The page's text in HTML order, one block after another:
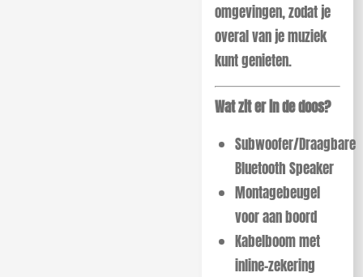
omgevingen, zodat je
overal van je muziek
kunt genieten.
Wat zit er in de doos?
Subwoofer/Draagbare
Bluetooth Speaker
Montagebeugel
voor aan boord
Kabelboom met
inline-zekering